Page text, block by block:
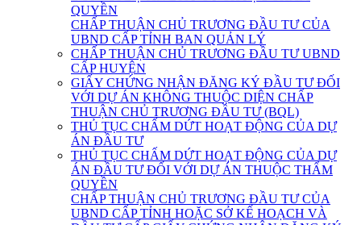
QUYỀN
CHẤP THUẬN CHỦ TRƯƠNG ĐẦU TƯ CỦA
UBND CẤP TỈNH BAN QUẢN LÝ
CHẤP THUẬN CHỦ TRƯƠNG ĐẦU TƯ UBND
CẤP HUYỆN
GIẤY CHỨNG NHẬN ĐĂNG KÝ ĐẦU TƯ ĐỐI
VỚI DỰ ÁN KHÔNG THUỘC DIỆN CHẤP
THUẬN CHỦ TRƯƠNG ĐẦU TƯ (BQL)
THỦ TỤC CHẤM DỨT HOẠT ĐỘNG CỦA DỰ
ÁN ĐẦU TƯ
THỦ TỤC CHẤM DỨT HOẠT ĐỘNG CỦA DỰ
ÁN ĐẦU TƯ ĐỐI VỚI DỰ ÁN THUỘC THẨM
QUYỀN
CHẤP THUẬN CHỦ TRƯƠNG ĐẦU TƯ CỦA
UBND CẤP TỈNH HOẶC SỞ KẾ HOẠCH VÀ